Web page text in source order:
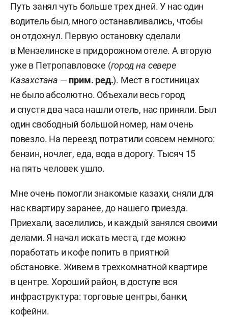
Путь занял чуть больше трех дней. У нас один
водитель был, много останавливались, чтобы
он отдохнул. Первую остановку сделали
в Мензелинске в придорожном отеле. А вторую
уже в Петропавловске (город на севере
Казахстана — прим. ред.). Мест в гостиницах
не было абсолютно. Объехали весь город
и спустя два часа нашли отель, нас приняли. Был
один свободный большой номер, нам очень
повезло. На переезд потратили совсем немного:
бензин, ночлег, еда, вода в дорогу. Тысяч 15
на пять человек ушло.
Мне очень помогли знакомые казахи, сняли для
нас квартиру заранее, до нашего приезда.
Приехали, заселились, и каждый занялся своими
делами. Я начал искать места, где можно
поработать и кофе попить в приятной
обстановке. Живем в трехкомнатной квартире
в центре. Хороший район, в доступе вся
инфраструктура: торговые центры, банки,
кофейни.